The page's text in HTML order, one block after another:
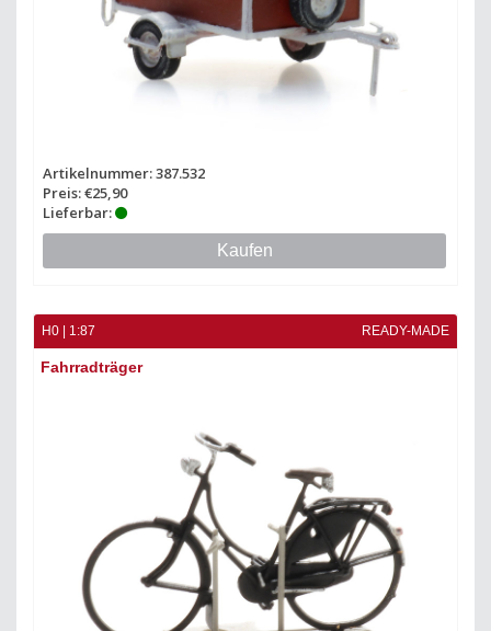
Artikelnummer: 387.532
Preis: €25,90
Lieferbar:
Kaufen
H0 | 1:87 READY-MADE
Fahrradträger